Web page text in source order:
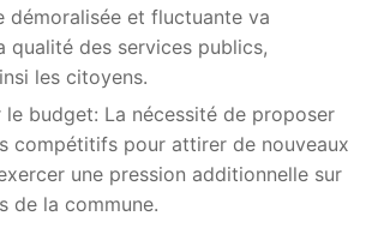
démoralisée et fluctuante va
qualité des services publics,
les citoyens.
le budget: La nécessité de proposer
compétitifs pour attirer de nouveaux
une pression additionnelle sur
de la commune.